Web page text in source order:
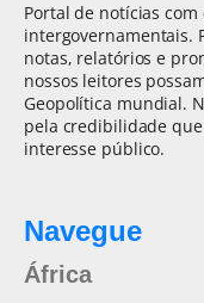
Portal de notícias
intergovernamentais.
notas, relatórios e
nossos leitores
Geopolítica mundial.
pela credibilidade
interesse público.
Navegue
África